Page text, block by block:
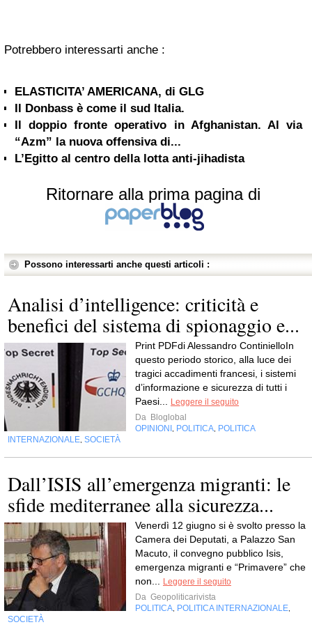
Potrebbero interessarti anche :
ELASTICITA’ AMERICANA, di GLG
Il Donbass è come il sud Italia.
Il doppio fronte operativo in Afghanistan. Al via
“Azm” la nuova offensiva di...
L’Egitto al centro della lotta anti-jihadista
Ritornare alla prima pagina di
Possono interessarti anche questi articoli :
Analisi d’intelligence: criticità e
benefici del sistema di spionaggio e...
Print PDFdi Alessandro ContinielloIn
questo periodo storico, alla luce dei
tragici accadimenti francesi, i sistemi
d’informazione e sicurezza di tutti i
Paesi...
Leggere il seguito
Da Bloglobal
OPINIONI
POLITICA POLITICA
INTERNAZIONALE SOCIETÀ
Dall’ISIS all’emergenza migranti: le
sfide mediterranee alla sicurezza...
Venerdì 12 giugno si è svolto presso la
Camera dei Deputati, a Palazzo San
Macuto, il convegno pubblico Isis,
emergenza migranti e “Primavere” che
non...
Leggere il seguito
Da Geopoliticarivista
POLITICA POLITICA INTERNAZIONALE
SOCIETÀ